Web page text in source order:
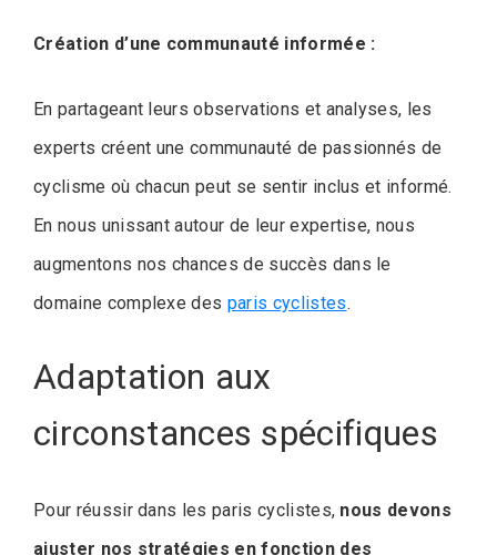
Création d’une communauté informée :
En partageant leurs observations et analyses, les
experts créent une communauté de passionnés de
cyclisme où chacun peut se sentir inclus et informé.
En nous unissant autour de leur expertise, nous
augmentons nos chances de succès dans le
domaine complexe des paris cyclistes.
Adaptation aux
circonstances spécifiques
Pour réussir dans les paris cyclistes, nous devons
ajuster nos stratégies en fonction des